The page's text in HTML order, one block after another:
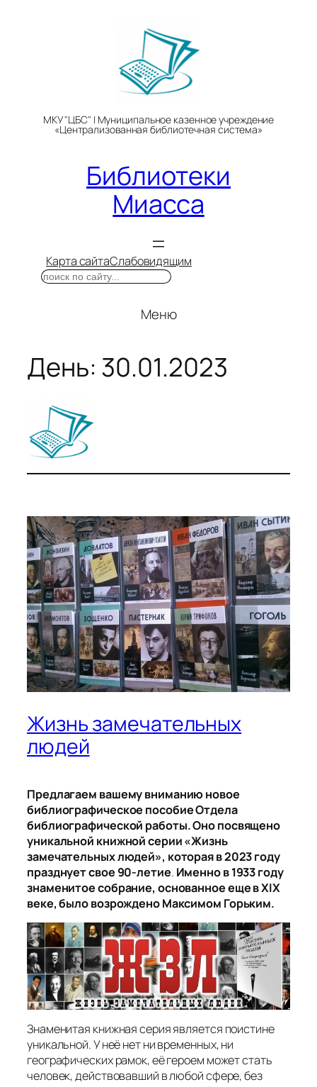
МКУ "ЦБС" | Муниципальное казенное учреждение
«Централизованная библиотечная система»
Библиотеки
Миасса
Карта сайтаСлабовидящим
Поиск
Меню
День: 30.01.2023
Жизнь замечательных
людей
Предлагаем вашему вниманию новое
библиографическое пособие Отдела
библиографической работы. Оно посвящено
уникальной книжной серии «Жизнь
замечательных людей», которая в 2023 году
празднует свое 90-летие. Именно в 1933 году
знаменитое собрание, основанное еще в XIX
веке, было возрождено Максимом Горьким.
Знаменитая книжная серия является поистине
уникальной. У неё нет ни временных, ни
географических рамок, её героем может стать
человек, действовавший в любой сфере, без